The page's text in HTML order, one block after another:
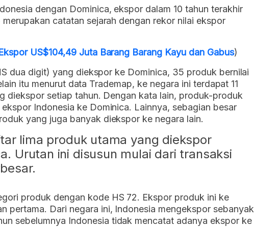
dengan Dominica, ekspor dalam 10 tahun terakhir
catatan sejarah dengan rekor nilai ekspor
US$104,49 Juta Barang Barang Kayu dan Gabus)
dua digit) yang diekspor ke Dominica, 35 produk bernilai
itu menurut data Trademap, ke negara ini terdapat 11
diekspor setiap tahun. Dengan kata lain, produk-produk
Indonesia ke Dominica. Lainnya, sebagian besar
yang juga banyak diekspor ke negara lain.
lima produk utama yang diekspor
Urutan ini disusun mulai dari transaksi
produk dengan kode HS 72. Ekspor produk ini ke
pertama. Dari negara ini, Indonesia mengekspor sebanyak
sebelumnya Indonesia tidak mencatat adanya ekspor ke